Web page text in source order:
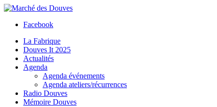
Facebook
La Fabrique
Douves It 2025
Actualités
Agenda
Agenda événements
Agenda ateliers/récurrences
Radio Douves
Mémoire Douves